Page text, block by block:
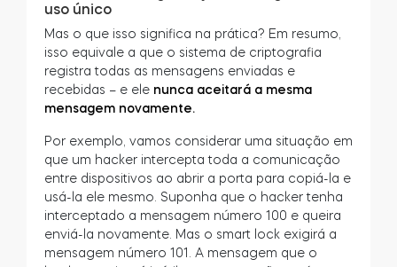
uso único
Mas o que isso significa na prática? Em resumo,
isso equivale a que o sistema de criptografia
registra todas as mensagens enviadas e
recebidas – e ele nunca aceitará a mesma
mensagem novamente.
Por exemplo, vamos considerar uma situação em
que um hacker intercepta toda a comunicação
entre dispositivos ao abrir a porta para copiá-la e
usá-la ele mesmo. Suponha que o hacker tenha
interceptado a mensagem número 100 e queira
enviá-la novamente. Mas o smart lock exigirá a
mensagem número 101. A mensagem que o